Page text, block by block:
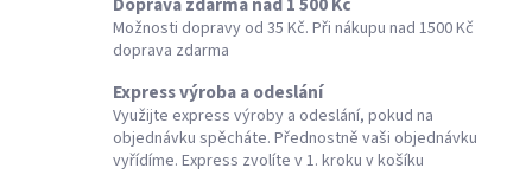
Možnosti dopravy od 35 Kč. Při nákupu nad 1500 Kč
doprava zdarma
Express výroba a odeslání
Využijte express výroby a odeslání, pokud na
objednávku spěcháte. Přednostně vaši objednávku
vyřídíme. Express zvolíte v 1. kroku v košíku